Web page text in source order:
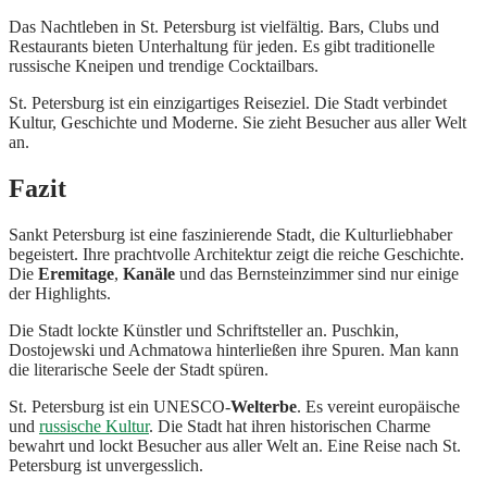
Das Nachtleben in St. Petersburg ist vielfältig. Bars, Clubs und
Restaurants bieten Unterhaltung für jeden. Es gibt traditionelle
russische Kneipen und trendige Cocktailbars.
St. Petersburg ist ein einzigartiges Reiseziel. Die Stadt verbindet
Kultur, Geschichte und Moderne. Sie zieht Besucher aus aller Welt
an.
Fazit
Sankt Petersburg ist eine faszinierende Stadt, die Kulturliebhaber
begeistert. Ihre prachtvolle Architektur zeigt die reiche Geschichte.
Die Eremitage, Kanäle und das Bernsteinzimmer sind nur einige
der Highlights.
Die Stadt lockte Künstler und Schriftsteller an. Puschkin,
Dostojewski und Achmatowa hinterließen ihre Spuren. Man kann
die literarische Seele der Stadt spüren.
St. Petersburg ist ein UNESCO-Welterbe. Es vereint europäische
und russische Kultur. Die Stadt hat ihren historischen Charme
bewahrt und lockt Besucher aus aller Welt an. Eine Reise nach St.
Petersburg ist unvergesslich.